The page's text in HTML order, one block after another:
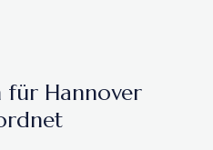
für Hannover